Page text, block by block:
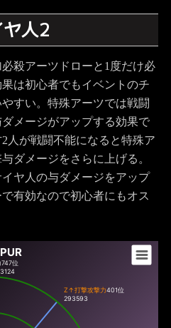
人2
殺アーツドローと1度だけ必
は初心者でもイベントのチ
すい。特殊アーツでは戦闘
メージがアップする効果で
人が戦闘不能になると特殊ア
ダメージをさらに上げる。
ヤ人の与ダメージをアップ
有効なので初心者にもオス
747位
Z↑打撃攻撃力401位
293593